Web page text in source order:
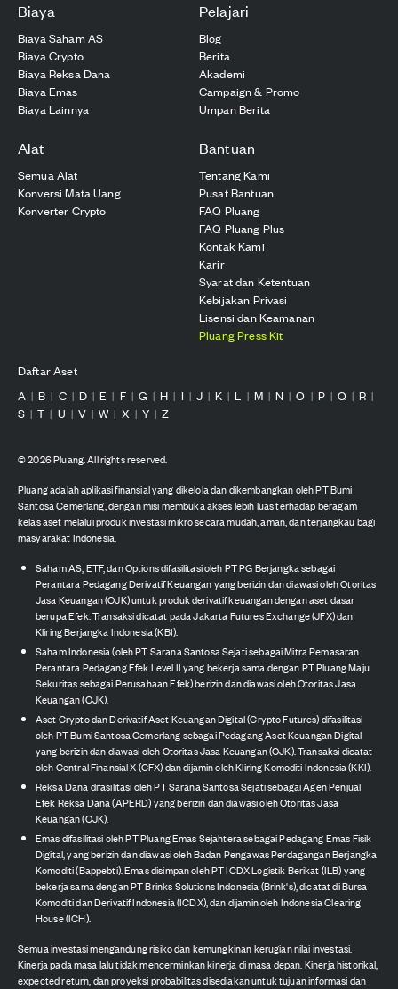
Biaya
Biaya Saham AS
Biaya Crypto
Biaya Reksa Dana
Biaya Emas
Biaya Lainnya
Pelajari
Blog
Berita
Akademi
Campaign & Promo
Umpan Berita
Alat
Semua Alat
Konversi Mata Uang
Konverter Crypto
Bantuan
Tentang Kami
Pusat Bantuan
FAQ Pluang
FAQ Pluang Plus
Kontak Kami
Karir
Syarat dan Ketentuan
Kebijakan Privasi
Lisensi dan Keamanan
Pluang Press Kit
Daftar Aset
A | B | C | D | E | F | G | H | I | J | K | L | M | N | O | P | Q | R |
S | T | U | V | W | X | Y | Z
©2026Pluang. All rights reserved.
Pluang adalah aplikasi finansial yang dikelola dan dikembangkan oleh PT Bumi
Santosa Cemerlang, dengan misi membuka akses lebih luas terhadap beragam
kelas aset melalui produk investasi mikro secara mudah, aman, dan terjangkau bagi
masyarakat Indonesia.
Saham AS, ETF, dan Options difasilitasi oleh PT PG Berjangka sebagai
Perantara Pedagang Derivatif Keuangan yang berizin dan diawasi oleh Otoritas
Jasa Keuangan (OJK) untuk produk derivatif keuangan dengan aset dasar
berupa Efek. Transaksi dicatat pada Jakarta Futures Exchange (JFX) dan
Kliring Berjangka Indonesia (KBI).
Saham Indonesia (oleh PT Sarana Santosa Sejati sebagai Mitra Pemasaran
Perantara Pedagang Efek Level II yang bekerja sama dengan PT Pluang Maju
Sekuritas sebagai Perusahaan Efek) berizin dan diawasi oleh Otoritas Jasa
Keuangan (OJK).
Aset Crypto dan Derivatif Aset Keuangan Digital (Crypto Futures) difasilitasi
oleh PT Bumi Santosa Cemerlang sebagai Pedagang Aset Keuangan Digital
yang berizin dan diawasi oleh Otoritas Jasa Keuangan (OJK). Transaksi dicatat
oleh Central Finansial X (CFX) dan dijamin oleh Kliring Komoditi Indonesia (KKI).
Reksa Dana difasilitasi oleh PT Sarana Santosa Sejati sebagai Agen Penjual
Efek Reksa Dana (APERD) yang berizin dan diawasi oleh Otoritas Jasa
Keuangan (OJK).
Emas difasilitasi oleh PT Pluang Emas Sejahtera sebagai Pedagang Emas Fisik
Digital, yang berizin dan diawasi oleh Badan Pengawas Perdagangan Berjangka
Komoditi (Bappebti). Emas disimpan oleh PT ICDX Logistik Berikat (ILB) yang
bekerja sama dengan PT Brinks Solutions Indonesia (Brink's), dicatat di Bursa
Komoditi dan Derivatif Indonesia (ICDX), dan dijamin oleh Indonesia Clearing
House (ICH).
Semua investasi mengandung risiko dan kemungkinan kerugian nilai investasi.
Kinerja pada masa lalu tidak mencerminkan kinerja di masa depan. Kinerja historikal,
expected return, dan proyeksi probabilitas disediakan untuk tujuan informasi dan